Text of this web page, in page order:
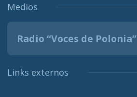
Medios
Radio “Voces de Polonia”
Links externos